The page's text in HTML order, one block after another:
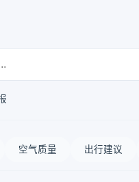
空气质量 出行建议